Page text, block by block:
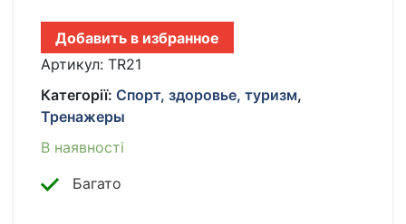
21
ДОМАШНИЙ
ТРЕНАЖЁР
В-1
+
ЭСПАНДЕРЫ
МНОГОФУНКЦИОНАЛЬНЫЙ
ТРЕНАЖЁР
TR-
Добавить в избранное
Артикул: TR21
Категорії: Спорт, здоровье, туризм,
Тренажеры
В наявності
Багато